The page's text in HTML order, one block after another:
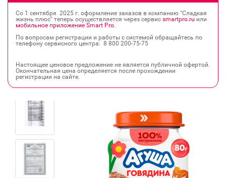
Со 1 сентября 2025 г. оформление заказов в компанию "Сладкая
жизнь плюс" теперь осуществляется через сервис smartpro.ru или
мобильное приложение Smart Pro.
По вопросам регистрации и работы с системой обращайтесь по
телефону сервисного центра: 8 800 200‐75‐75
Настоящее ценовое предложение не является публичной офертой.
Окончательная цена определяется после прохождении
регистрации на сайте.